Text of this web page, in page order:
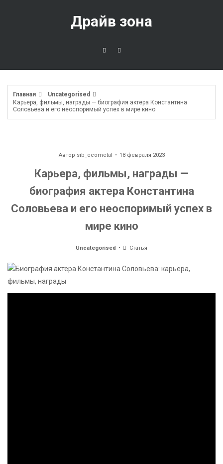
Драйв зона
Главная
Uncategorised
Карьера, фильмы, награды — биография актера Константина
Соловьева и его неоспоримый успех в мире кино
Автор sib_ecometal 18 февраля 2023
Карьера, фильмы, награды —
биография актера Константина
Соловьева и его неоспоримый успех в
мире кино
Uncategorised Статья